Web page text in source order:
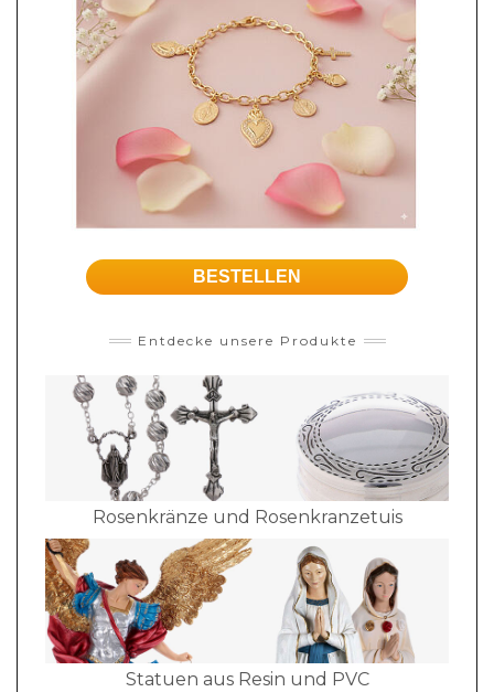
BESTELLEN
Entdecke unsere Produkte
Rosenkränze und Rosenkranzetuis
Statuen aus Resin und PVC